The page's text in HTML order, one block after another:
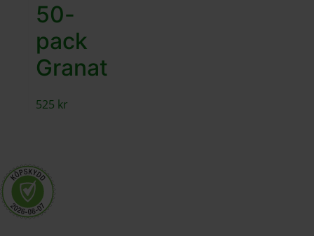
50-
pack
Granat
525 kr